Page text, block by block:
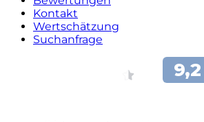
Kontakt
Wertschätzung
Suchanfrage